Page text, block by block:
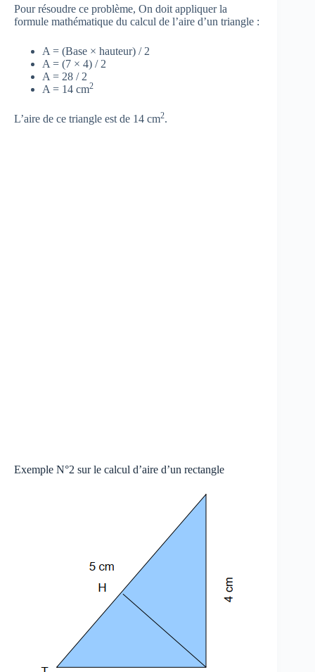
Pour résoudre ce problème, On doit appliquer la
formule mathématique du calcul de l’aire d’un triangle :
A = (Base × hauteur) / 2
A = (7 × 4) / 2
A = 28 / 2
A = 14 cm2
L’aire de ce triangle est de 14 cm2.
Exemple N°2 sur le calcul d’aire d’un rectangle